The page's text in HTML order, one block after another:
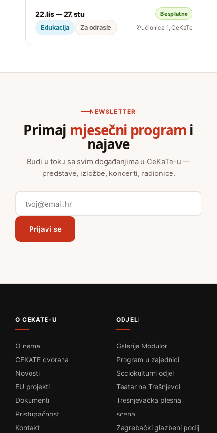
22. lis — 27. stu Besplatno
Edukacija Za odrasle učionica 1, CeKaTe
NEWSLETTER
Primaj mjesečni program i
najave
Budi u toku sa svim događanjima u CeKaTe-u —
predstave, izložbe, koncerti, radionice.
Prijavi se
O CEKATE-U
O nama
CEKATE dvorana
Novosti
EU projekti
Dokumenti
Pristupačnost
Kontakt
ODJELI
Galerija Modulor
Program u zajednici
Sociokulturni odjel
Teatar na Trešnjevci
Trešnjevačka plesna
scena
Zagrebački glazbeni podij